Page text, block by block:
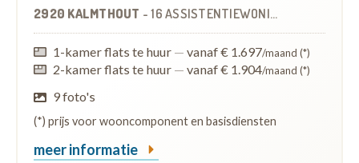
2920 KALMTHOUT -16 ASSISTENTIEWONINGEN
1-kamer flats te huur — vanaf € 1.697/maand (*)
2-kamer flats te huur — vanaf € 1.904/maand (*)
9 foto's
(*) prijs voor wooncomponent en basisdiensten
meer informatie